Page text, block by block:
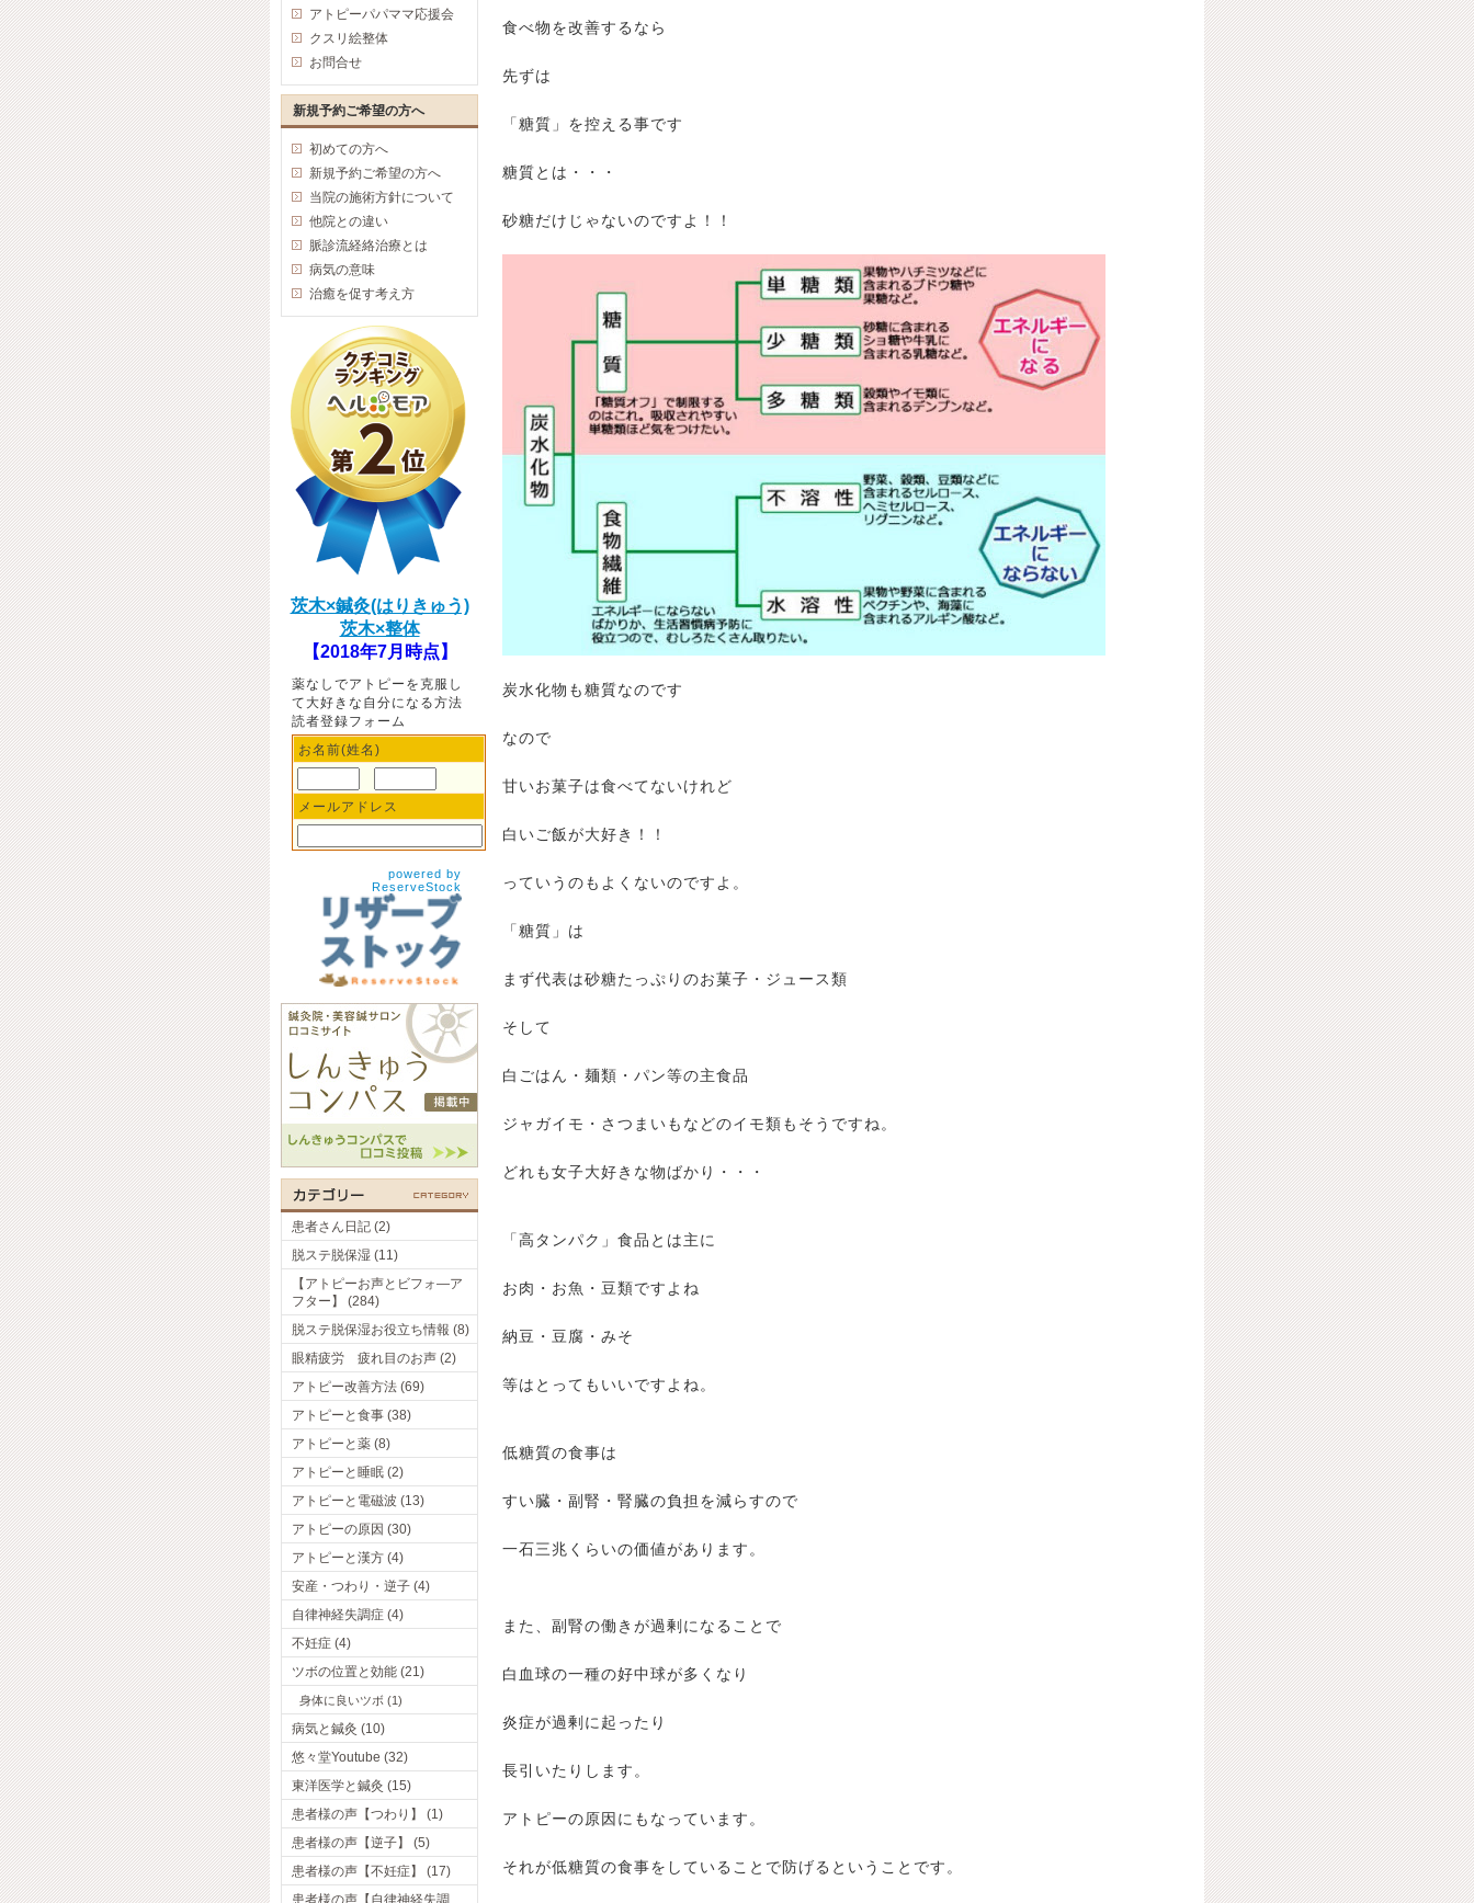
食べ物を改善するなら
先ずは
「糖質」を控える事です
糖質とは・・・
砂糖だけじゃないのですよ！！
炭水化物も糖質なのです
なので
甘いお菓子は食べてないけれど
白いご飯が大好き！！
っていうのもよくないのですよ。
「糖質」は
まず代表は砂糖たっぷりのお菓子・ジュース類
そして
白ごはん・麺類・パン等の主食品
ジャガイモ・さつまいもなどのイモ類もそうですね。
どれも女子大好きな物ばかり・・・
「高タンパク」食品とは主に
お肉・お魚・豆類ですよね
納豆・豆腐・みそ
等はとってもいいですよね。
低糖質の食事は
すい臓・副腎・腎臓の負担を減らすので
一石三兆くらいの価値があります。
また、副腎の働きが過剰になることで
白血球の一種の好中球が多くなり
炎症が過剰に起ったり
長引いたりします。
アトピーの原因にもなっています。
それが低糖質の食事をしていることで防げるということです。
アトピーパパママ応援会
クスリ絵整体
お問合せ
新規予約ご希望の方へ
初めての方へ
新規予約ご希望の方へ
当院の施術方針について
他院との違い
脈診流経絡治療とは
病気の意味
治癒を促す考え方
茨木×鍼灸(はりきゅう)
茨木×整体
【2018年7月時点】
薬なしでアトピーを克服し
て大好きな自分になる方法
読者登録フォーム
お名前(姓名)
メールアドレス
powered by
ReserveStock
患者さん日記 (2)
脱ステ脱保湿 (11)
【アトピーお声とビフォ―ア
フター】 (284)
脱ステ脱保湿お役立ち情報 (8)
眼精疲労 疲れ目のお声 (2)
アトピー改善方法 (69)
アトピーと食事 (38)
アトピーと薬 (8)
アトピーと睡眠 (2)
アトピーと電磁波 (13)
アトピーの原因 (30)
アトピーと漢方 (4)
安産・つわり・逆子 (4)
自律神経失調症 (4)
不妊症 (4)
ツボの位置と効能 (21)
身体に良いツボ (1)
病気と鍼灸 (10)
悠々堂Youtube (32)
東洋医学と鍼灸 (15)
患者様の声【つわり】 (1)
患者様の声【逆子】 (5)
患者様の声【不妊症】 (17)